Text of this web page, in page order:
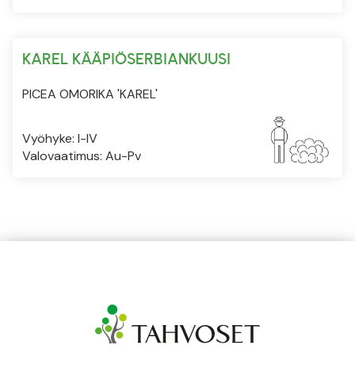
KAREL KÄÄPIÖSERBIANKUUSI
PICEA OMORIKA 'KAREL'
Vyöhyke: I-IV
Valovaatimus: Au-Pv